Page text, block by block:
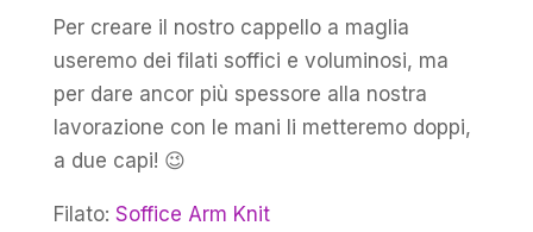
Per creare il nostro cappello a maglia
useremo dei filati soffici e voluminosi, ma
per dare ancor più spessore alla nostra
lavorazione con le mani li metteremo doppi,
a due capi! 😉
Filato: Soffice Arm Knit